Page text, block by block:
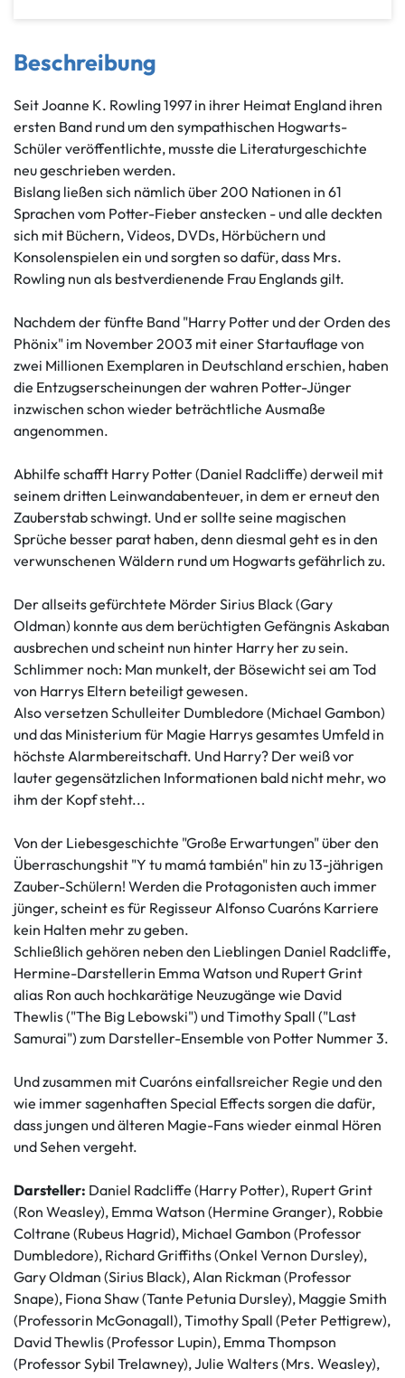
Beschreibung
Seit Joanne K. Rowling 1997 in ihrer Heimat England ihren
ersten Band rund um den sympathischen Hogwarts-
Schüler veröffentlichte, musste die Literaturgeschichte
neu geschrieben werden.
Bislang ließen sich nämlich über 200 Nationen in 61
Sprachen vom Potter-Fieber anstecken - und alle deckten
sich mit Büchern, Videos, DVDs, Hörbüchern und
Konsolenspielen ein und sorgten so dafür, dass Mrs.
Rowling nun als bestverdienende Frau Englands gilt.
Nachdem der fünfte Band "Harry Potter und der Orden des
Phönix" im November 2003 mit einer Startauflage von
zwei Millionen Exemplaren in Deutschland erschien, haben
die Entzugserscheinungen der wahren Potter-Jünger
inzwischen schon wieder beträchtliche Ausmaße
angenommen.
Abhilfe schafft Harry Potter (Daniel Radcliffe) derweil mit
seinem dritten Leinwandabenteuer, in dem er erneut den
Zauberstab schwingt. Und er sollte seine magischen
Sprüche besser parat haben, denn diesmal geht es in den
verwunschenen Wäldern rund um Hogwarts gefährlich zu.
Der allseits gefürchtete Mörder Sirius Black (Gary
Oldman) konnte aus dem berüchtigten Gefängnis Askaban
ausbrechen und scheint nun hinter Harry her zu sein.
Schlimmer noch: Man munkelt, der Bösewicht sei am Tod
von Harrys Eltern beteiligt gewesen.
Also versetzen Schulleiter Dumbledore (Michael Gambon)
und das Ministerium für Magie Harrys gesamtes Umfeld in
höchste Alarmbereitschaft. Und Harry? Der weiß vor
lauter gegensätzlichen Informationen bald nicht mehr, wo
ihm der Kopf steht...
Von der Liebesgeschichte "Große Erwartungen" über den
Überraschungshit "Y tu mamá también" hin zu 13-jährigen
Zauber-Schülern! Werden die Protagonisten auch immer
jünger, scheint es für Regisseur Alfonso Cuaróns Karriere
kein Halten mehr zu geben.
Schließlich gehören neben den Lieblingen Daniel Radcliffe,
Hermine-Darstellerin Emma Watson und Rupert Grint
alias Ron auch hochkarätige Neuzugänge wie David
Thewlis ("The Big Lebowski") und Timothy Spall ("Last
Samurai") zum Darsteller-Ensemble von Potter Nummer 3.
Und zusammen mit Cuaróns einfallsreicher Regie und den
wie immer sagenhaften Special Effects sorgen die dafür,
dass jungen und älteren Magie-Fans wieder einmal Hören
und Sehen vergeht.
Darsteller: Daniel Radcliffe (Harry Potter), Rupert Grint
(Ron Weasley), Emma Watson (Hermine Granger), Robbie
Coltrane (Rubeus Hagrid), Michael Gambon (Professor
Dumbledore), Richard Griffiths (Onkel Vernon Dursley),
Gary Oldman (Sirius Black), Alan Rickman (Professor
Snape), Fiona Shaw (Tante Petunia Dursley), Maggie Smith
(Professorin McGonagall), Timothy Spall (Peter Pettigrew),
David Thewlis (Professor Lupin), Emma Thompson
(Professor Sybil Trelawney), Julie Walters (Mrs. Weasley),